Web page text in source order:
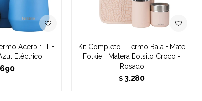
Acero 1LT +
Eléctrico
Kit Completo - Termo Bala + Mate
Folkie + Matera Bolsito Croco -
Rosado
$ 3.280